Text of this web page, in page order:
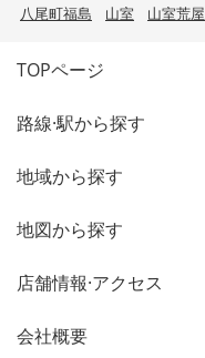
八尾町福島
山室 山室荒屋
TOPページ
路線·駅から探す
地域から探す
地図から探す
店舗情報·アクセス
会社概要